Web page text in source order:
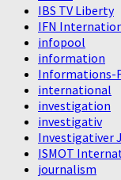
IBS TV Liberty
IFN
infopool
information
Informations-
international
investigation
investigativ
Investigativer
ISMOT
journalism